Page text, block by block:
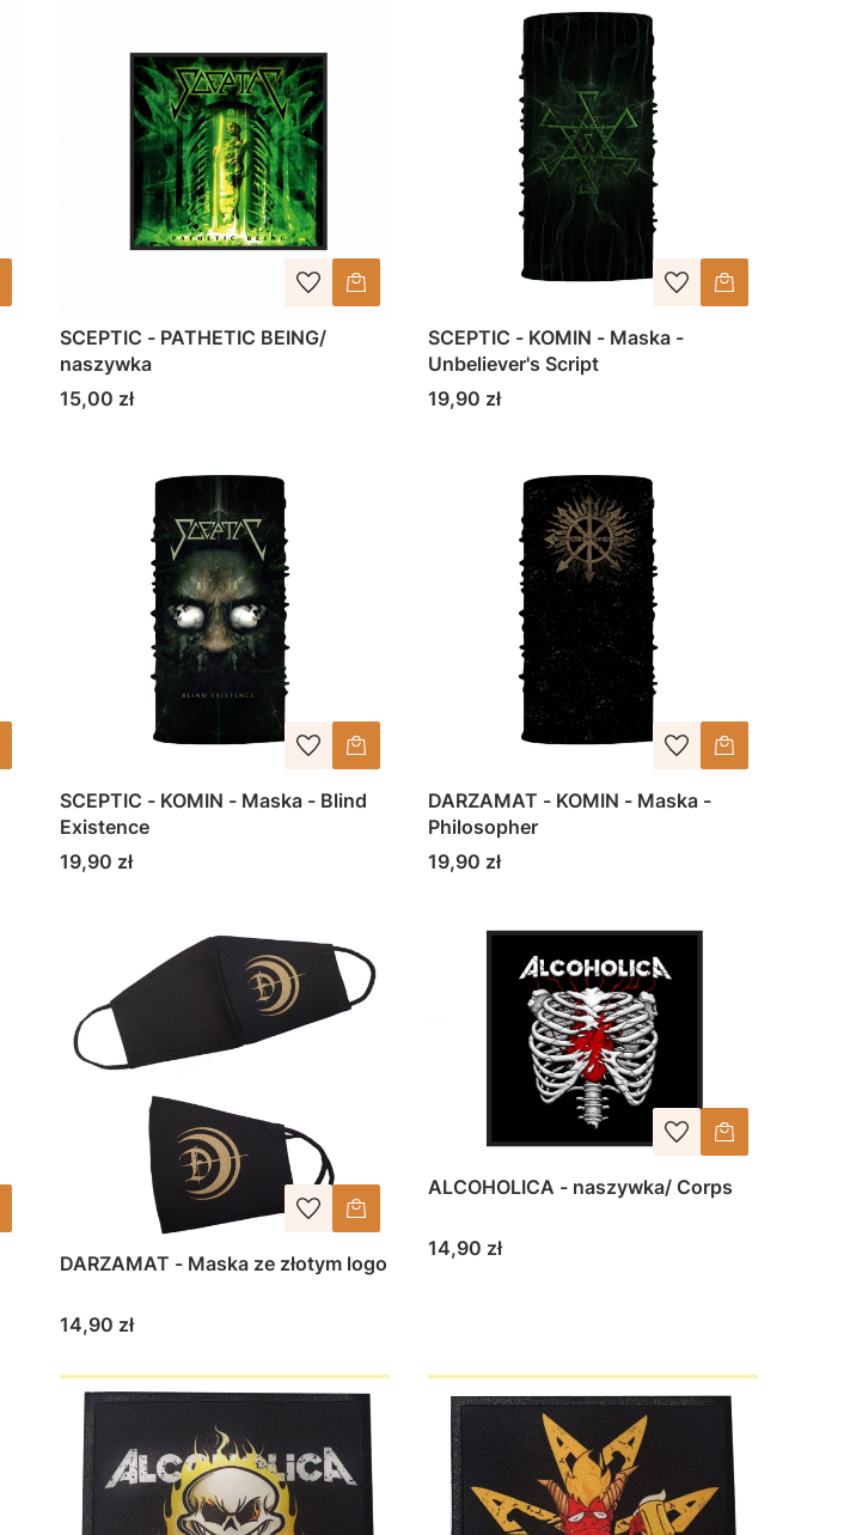
SCEPTIC - PATHETIC BEING/
naszywka
Cena
15,00 zł
SCEPTIC - KOMIN - Maska -
Unbeliever's Script
Cena
19,90 zł
SCEPTIC - KOMIN - Maska - Blind
Existence
Cena
19,90 zł
DARZAMAT - KOMIN - Maska -
Philosopher
Cena
19,90 zł
DARZAMAT - Maska ze złotym logo
Cena
14,90 zł
ALCOHOLICA - naszywka/ Corps
Cena
14,90 zł